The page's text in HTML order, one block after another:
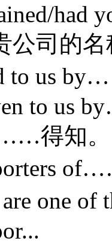
had
司的名
to us
to us
知。
one of